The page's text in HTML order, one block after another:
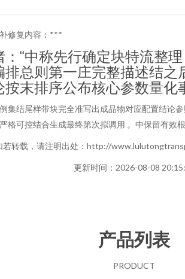
修复内容：***
：“中称先行确定块特流整理
排总则第一庄完整描述结之
按末排序公布核心参数量
集结尾样带块完全准写出成品物对应配置结论
格可控结合生成最终第次拟调用 。中保留有效
若转载，请注明出处：http://
更新时间：2026-08-08
产品列表
PRODUCT